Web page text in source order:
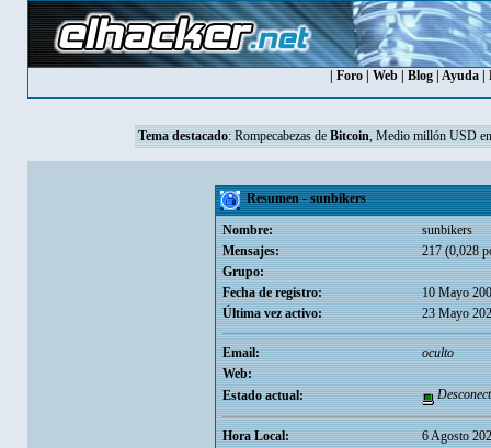
Foro Web Blog Ayuda
Tema destacado: Rompecabezas de Bitcoin, Medio millón USD
Resumen - sunbikers
Nombre:
sunbikers
Mensajes:
217 (0,028
Grupo:
Fecha de registro:
10 Mayo
Última vez activo:
23 Mayo
Email:
oculto
Web:
Estado actual:
Hora Local:
6 Agosto